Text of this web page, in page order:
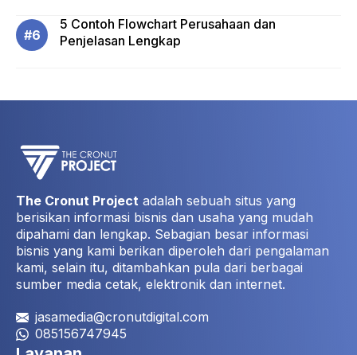
5 Contoh Flowchart Perusahaan dan
Penjelasan Lengkap
The Cronut Project adalah sebuah situs yang
berisikan informasi bisnis dan usaha yang mudah
dipahami dan lengkap. Sebagian besar informasi
bisnis yang kami berikan diperoleh dari pengalaman
kami, selain itu, ditambahkan pula dari berbagai
sumber media cetak, elektronik dan internet.
jasamedia@cronutdigital.com
085156747945